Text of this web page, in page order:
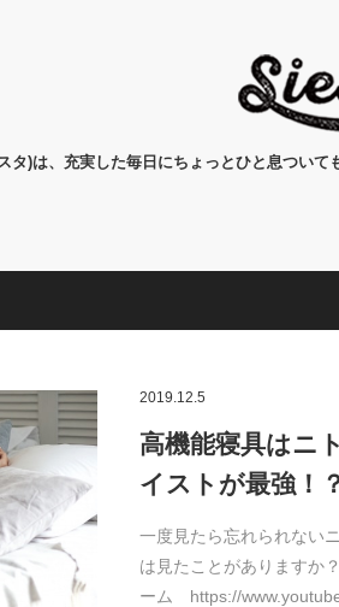
タ)は、充実した毎日にちょっとひと息ついて
2019.12.5
高機能寝具はニ
イストが最強！
一度見たら忘れられない
は見たことがありますか
ーム https://